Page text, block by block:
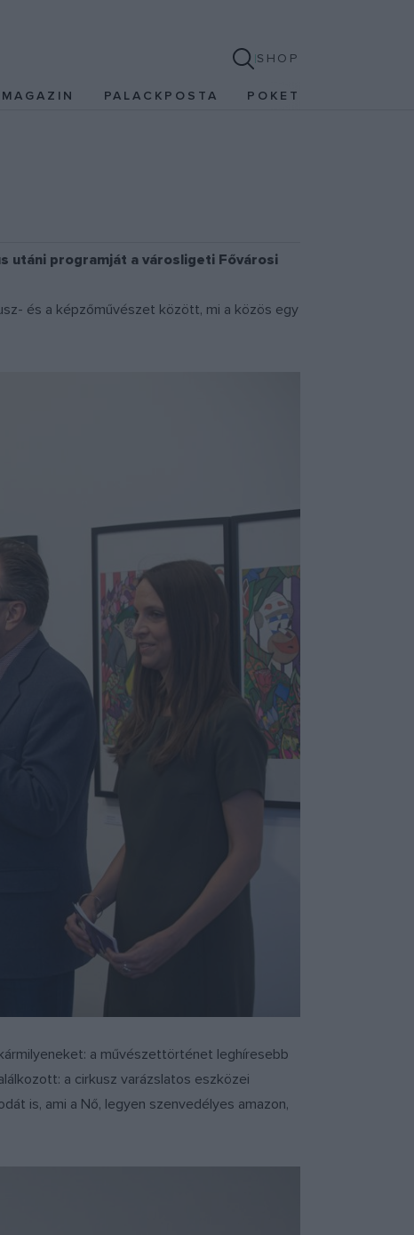
SHOP
PALACKPOSTA POKET
utáni programját a városligeti Fővárosi
és a képzőművészet között, mi a közös egy
a művészettörténet leghíresebb
a cirkusz varázslatos eszközei
is, ami a Nő, legyen szenvedélyes amazon,